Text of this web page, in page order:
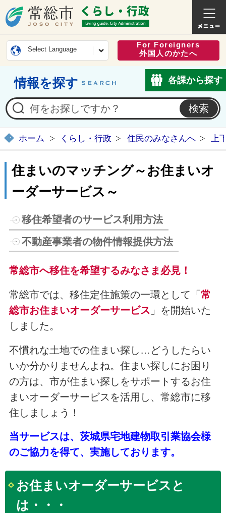
常総市公式ホームページ
くらし
Select Language
For Foreigners
外国人のかたへ
情報を探す 各課から探す
ホーム くらし・行政 住民のみなさんへ 上
住まいのマッチング～お住まいオ
ーダーサービス～
移住希望者のサービス利用方法
不動産事業者の物件情報提供方法
常総市へ移住を希望するみなさま必見！
常総市では、移住定住施策の一環として「 常
総市お住まいオーダーサービス 」を開始いた
しました。
不慣れな土地での住まい探し…どうしたらい
いか分かりませんよね。住まい探しにお困り
の方は、市が住まい探しをサポートするお住
まいオーダーサービスを活用し、常総市に移
住しましょう！
当サービスは、茨城県宅地建物取引業協会様
のご協力を得て、実施しております。
お住まいオーダーサービスと
は・・・